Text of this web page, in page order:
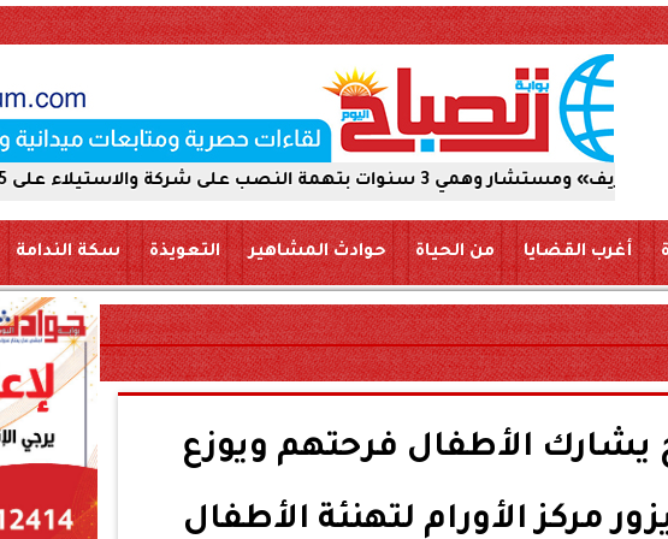
أغرب القضايا من الحياة حوادث المشاهير التعويذة سكة الندامة
الأطفال فرحتهم ويوزع
مركز الأورام لتهنئة الأطفال